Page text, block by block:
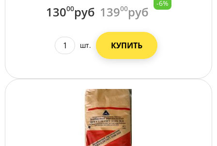
13000руб 13900руб
-6%
шт. КУПИТЬ